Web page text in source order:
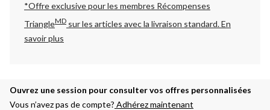
*Offre exclusive pour les membres Récompenses
TriangleMD sur les articles avec la livraison standard.En
savoir plus
Ouvrez une session pour consulter vos offres personnalisées
Vous n’avez pas de compte? Adhérez maintenant